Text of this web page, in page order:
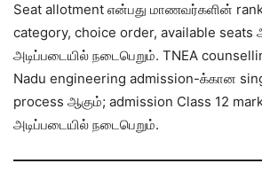
Seat allotment என்பது மாணவர்களின்
category, choice order, available seats
அடிப்படையில் நடைபெறும். TNEA
Nadu engineering admission-க்கான
process ஆகும்; admission Class 12
அடிப்படையில் நடைபெறும்.